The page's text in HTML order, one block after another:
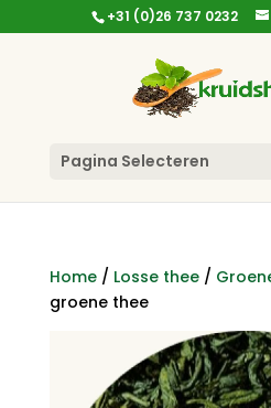
+31 (0)26 737 0232
Pagina Selecteren
Home/ Losse thee/
groene thee